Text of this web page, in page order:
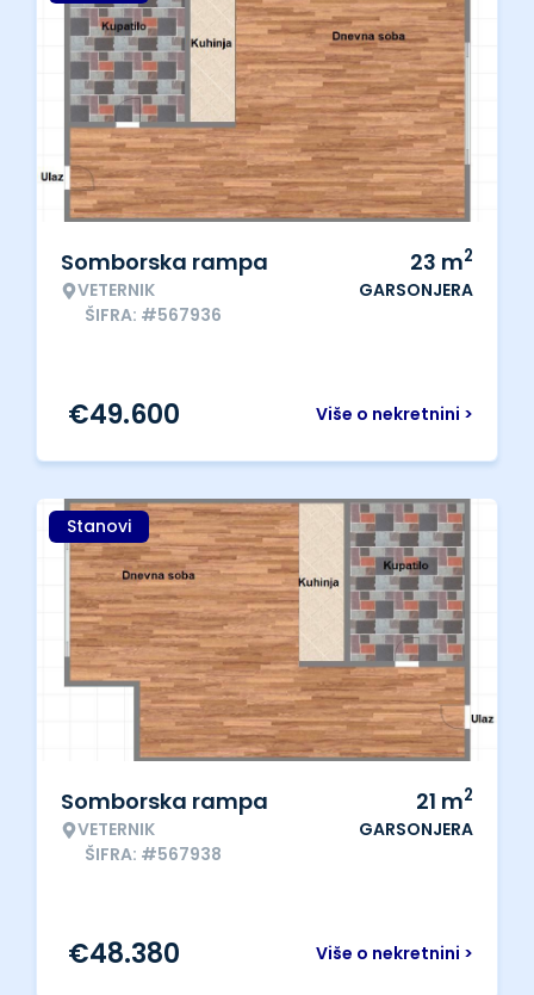
Somborska rampa
VETERNIK
ŠIFRA: #567936
23 m2
GARSONJERA
Više o nekretnini >
€49.600
Stanovi
Somborska rampa
VETERNIK
ŠIFRA: #567938
21 m2
GARSONJERA
Više o nekretnini >
€48.380